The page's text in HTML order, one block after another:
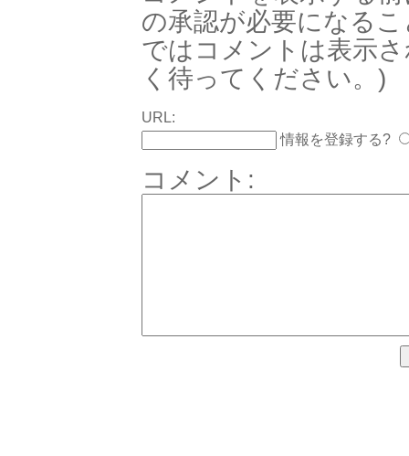
の承認が必要になる
ではコメントは表示
く待ってください。)
URL:
情報を登録する?
コメント: